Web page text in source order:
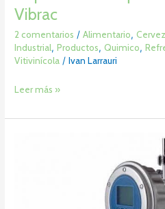
Vibrac
2 comentarios /Alimentario,
Industrial,Productos, Quimico,
Vitivinícola /Ivan Larrauri
Leer más »